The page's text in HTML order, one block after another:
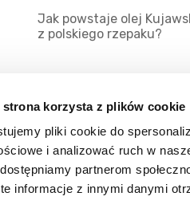
strona korzysta z plików cookie
pliki cookie do
i analizować ruch w
partnerom
te informacje z innymi danymi
Jak powstaje olej
z polskiego rzepaku?
Mapa
Kanały RSS
Porady